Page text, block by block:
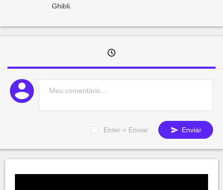
Ghibli.
Enter = Enviar Enviar